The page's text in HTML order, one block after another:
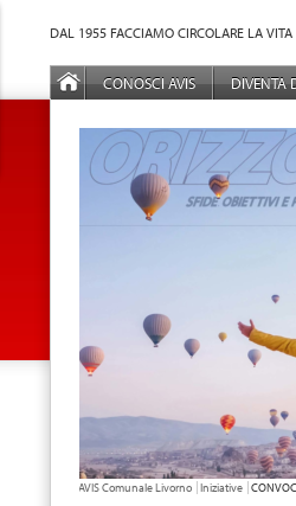
DAL 1955 FACCIAMO CIRCOLARE LA
MENÙ PRINCIPALE
CONOSCI AVIS DIVENTA
TU SEI QUI:
AVIS Comunale Livorno Iniziative